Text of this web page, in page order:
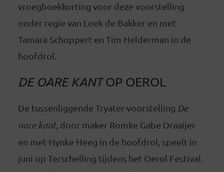
vroegboekkorting voor deze voorstelling
onder regie van Loek de Bakker en met
Tamara Schoppert en Tim Helderman in de
hoofdrol.
DE OARE KANTOP OEROL
De tussenliggende Tryater-voorstelling De
oare kant, door maker Romke Gabe Draaijer
en met Nynke Heeg in de hoofdrol, speelt in
juni op Terschelling tijdens het Oerol Festival.